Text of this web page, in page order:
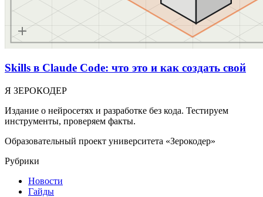
Skills в Claude Code: что это и как создать свой
Я ЗЕРОКОДЕР
Издание о нейросетях и разработке без кода. Тестируем
инструменты, проверяем факты.
Образовательный проект университета «Зерокодер»
Рубрики
Новости
Гайды